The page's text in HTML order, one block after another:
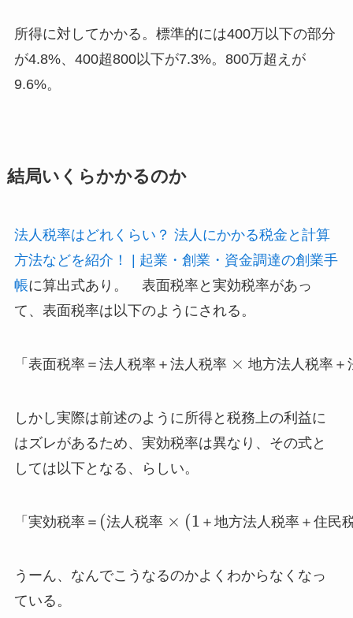
所得に対してかかる。標準的には400万以下の部分
が4.8%、400超800以下が7.3%。800万超えが
9.6%。
結局いくらかかるのか
法人税率はどれくらい？ 法人にかかる税金と計算
方法などを紹介！ | 起業・創業・資金調達の創業手
帳に算出式あり。 表面税率と実効税率があっ
て、表面税率は以下のようにされる。
「 表面税率＝ 法人税率＋ 法人税率 × 地方法人税率＋
しかし実際は前述のように所得と税務上の利益に
はズレがあるため、実効税率は異なり、その式と
しては以下となる、らしい。
「 実効税率＝ (法人 税率 × (1 ＋ 地方法人 税率＋ 住民
うーん、なんでこうなるのかよくわからなくなっ
ている。